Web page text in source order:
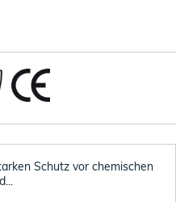
Schutz vor chemischen